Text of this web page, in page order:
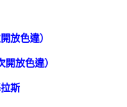
放色違）
放色違）
斯